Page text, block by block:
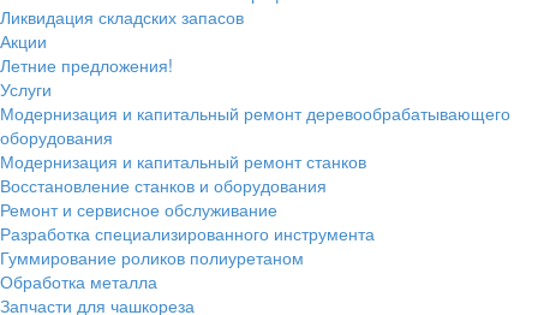
Ликвидация складских запасов
Акции
Летние предложения!
Услуги
Модернизация и капитальный ремонт деревообрабатывающего
оборудования
Модернизация и капитальный ремонт станков
Восстановление станков и оборудования
Ремонт и сервисное обслуживание
Разработка специализированного инструмента
Гуммирование роликов полиуретаном
Обработка металла
Запчасти для чашкореза